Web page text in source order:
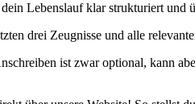
Lebenslauf klar strukturiert
drei Zeugnisse und alle
ist zwar optional, kann